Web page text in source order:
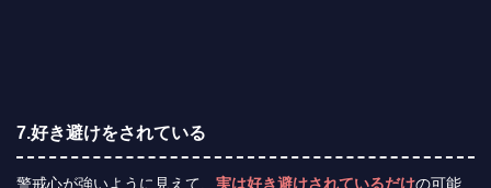
7.好き避けをされている
警戒心が強いように見えて、 実は好き避けされているだけの可能